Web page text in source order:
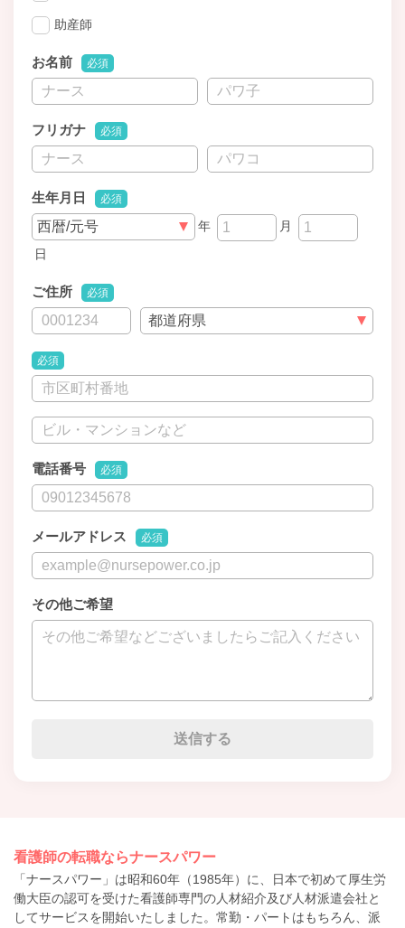
助産師
お名前 必須
フリガナ 必須
生年月日 必須
年
月
日
ご住所 必須
必須
電話番号 必須
メールアドレス 必須
その他ご希望
看護師の転職ならナースパワー
「ナースパワー」は昭和60年（1985年）に、日本で初めて厚生労
働大臣の認可を受けた看護師専門の人材紹介及び人材派遣会社と
してサービスを開始いたしました。常勤・パートはもちろん、派